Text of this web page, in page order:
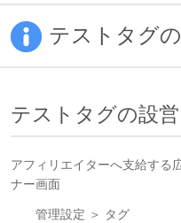
テストタグ
テストタグの設営
アフィリエイターへ支給する
ナー画面
管理設定 ＞ タグ